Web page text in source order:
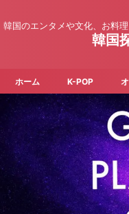
韓国のエンタメや文化、お料
韓国
ホーム K-POP